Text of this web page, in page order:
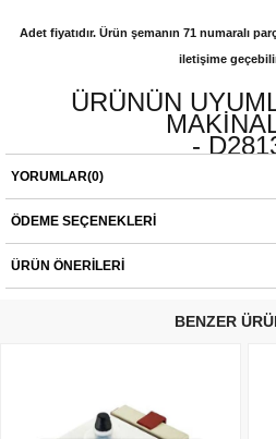
Adet fiyatıdır. Ürün şemanın 71 numaralı
iletişime
ÜRÜNÜN
-
montajlarda ürünlerin iade veya değişim
YORUMLAR(0)
ÖDEME SEÇENEKLERI
ÜRÜN ÖNERILERI
BENZER